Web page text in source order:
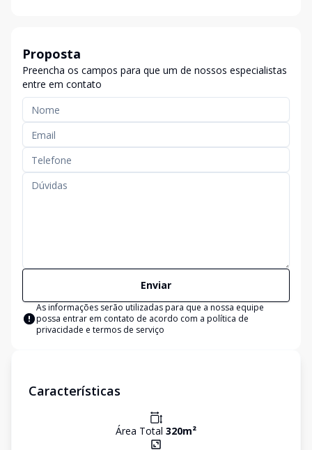
Proposta
Preencha os campos para que um de nossos especialistas
entre em contato
Enviar
As informações serão utilizadas para que a nossa equipe
possa entrar em contato de acordo com a política de
privacidade e termos de serviço
Características
Área Total 320m²